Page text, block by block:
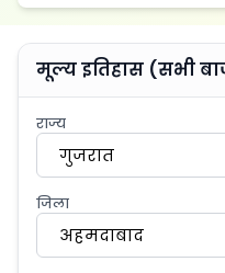
मूल्य इतिहास (सभी
राज्य
गुजरात
जिला
अहमदाबाद